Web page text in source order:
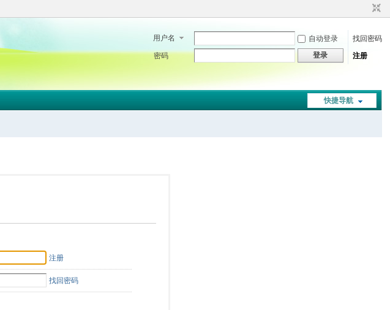
用户名 自动登录
找回密码
密码
登录 注册
快捷导航
注册
找回密码